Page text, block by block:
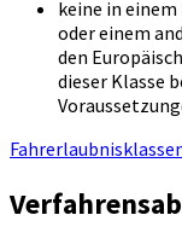
keine in
oder einem
den
dieser Klasse